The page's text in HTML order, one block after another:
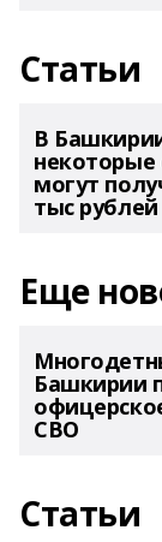
Статьи
В
некоторые
могут
тыс рублей
Еще
Башкирии
СВО
Статьи